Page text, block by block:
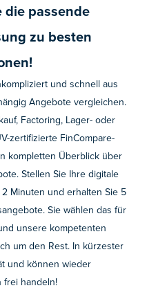
passende
zu besten
und schnell aus
Angebote vergleichen.
Factoring, Lager- oder
zertifizierte FinCompare-
kompletten Überblick über
Stellen Sie Ihre digitale
Minuten und erhalten Sie 5
Sie wählen das für
unsere kompetenten
um den Rest. In kürzester
und können wieder
frei handeln!